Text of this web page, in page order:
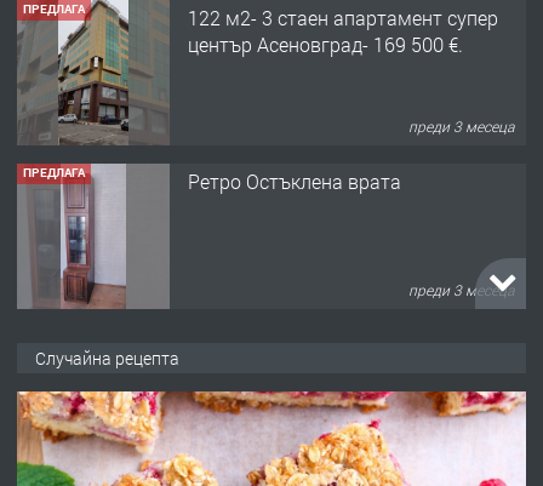
ПРЕДЛАГА
122 м2- 3 стаен апартамент супер
център Асеновград- 169 500 €.
преди 3 месеца
ПРЕДЛАГА Ретро Остъклена врата
преди 3 месеца
Случайна рецепта